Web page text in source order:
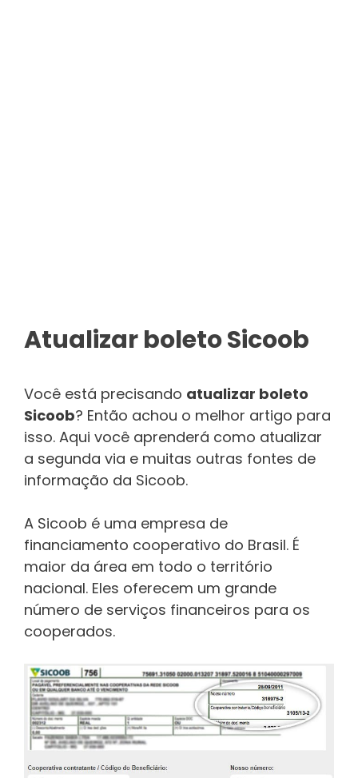
Atualizar boleto Sicoob
Você está precisando atualizar boleto
Sicoob? Então achou o melhor artigo para
isso. Aqui você aprenderá como atualizar
a segunda via e muitas outras fontes de
informação da Sicoob.
A Sicoob é uma empresa de
financiamento cooperativo do Brasil. É
maior da área em todo o território
nacional. Eles oferecem um grande
número de serviços financeiros para os
cooperados.